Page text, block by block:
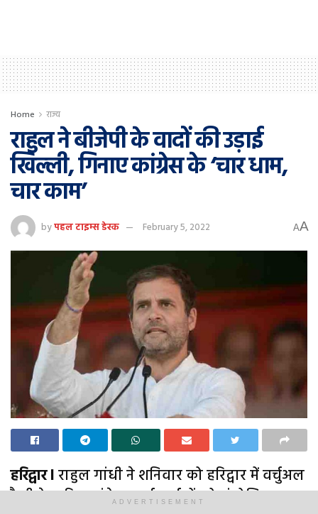
Home राज्य
राहुल ने बीजेपी के वादों की उड़ाई
खिल्‍ली, गिनाए कांग्रेस के ‘चार धाम,
चार काम’
byपहल टाइम्स डेस्क February 5, 2022 AA
हरिद्वार lराहुल गांधी ने शनिवार को हरिद्वार में वर्चुअल
रैली के जरिए कांग्रेस कार्यकर्ताओं को संबोधित
ADVERTISEMENT